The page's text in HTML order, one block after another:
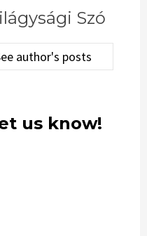
Szó
author's posts
us know!